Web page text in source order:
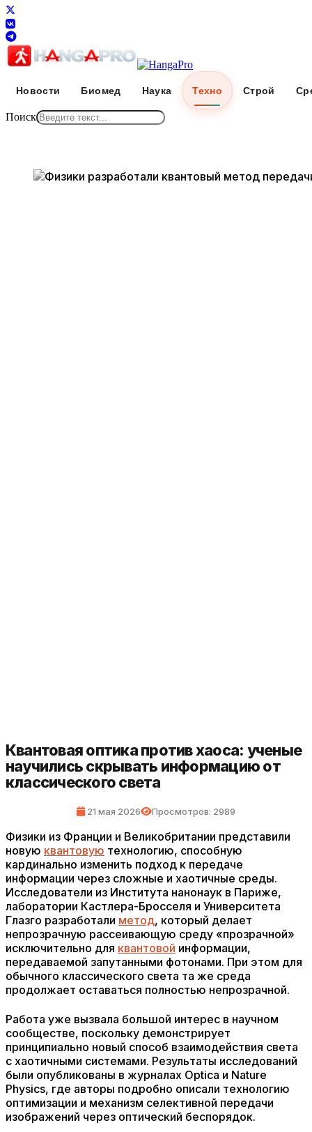
Новости Биомед Наука Техно Строй
Поиск
Квантовая оптика против хаоса: ученые
научились скрывать информацию от
классического света
21 мая 2026 Просмотров: 2989
Физики из Франции и Великобритании представили
новую квантовую технологию, способную
кардинально изменить подход к передаче
информации через сложные и хаотичные среды.
Исследователи из Института нанонаук в Париже,
лаборатории Кастлера-Бросселя и Университета
Глазго разработали метод, который делает
непрозрачную рассеивающую среду «прозрачной»
исключительно для квантовой информации,
передаваемой запутанными фотонами. При этом для
обычного классического света та же среда
продолжает оставаться полностью непрозрачной.
Работа уже вызвала большой интерес в научном
сообществе, поскольку демонстрирует
принципиально новый способ взаимодействия света
с хаотичными системами. Результаты исследований
были опубликованы в журналах Optica и Nature
Physics, где авторы подробно описали технологию
оптимизации и механизм селективной передачи
изображений через оптический беспорядок.